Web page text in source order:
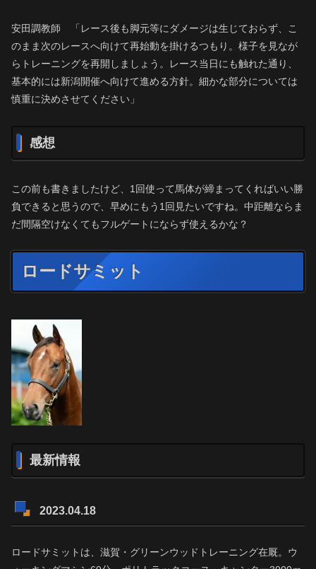
安田調教師 「レース後も脚元等にダメージは生じておらず、こ
のまま次のレースへ向けて再始動を掛けるつもり。様子を見なが
らトレーニングを再開しましょう。レース当日にも触れた通り、
基本的には新潟開催へ向けて進める方針。細かな部分については
慎重に決めさせてください」
感想
この前も書きましたけど、1回使って馬体が締まってくればいい勝
負できると思うので、早めにもう1回見たいですね。中距離ならま
だ間隔空けなくてもフルゲートにならず使えるかな？
ロードサミット
最新情報
2023.04.18
ロードサミットは、滋賀・グリーンウッドトレーニング在厩。ウ